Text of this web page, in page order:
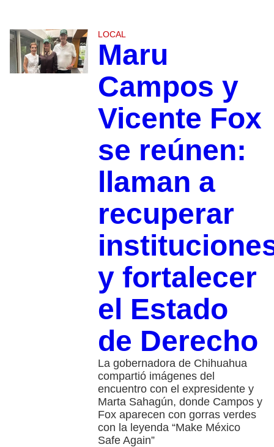
LOCAL
Maru
Campos y
Vicente Fox
se reúnen:
llaman a
recuperar
y fortalecer
el Estado
de Derecho
La gobernadora de Chihuahua
compartió imágenes del
encuentro con el expresidente y
Marta Sahagún, donde Campos y
Fox aparecen con gorras verdes
con la leyenda “Make México
Safe Again”